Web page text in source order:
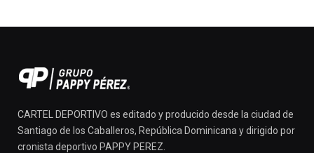
CARTEL DEPORTIVO es editado y producido desde la ciudad de
Santiago de los Caballeros, República Dominicana y dirigido por
cronista deportivo PAPPY PEREZ.